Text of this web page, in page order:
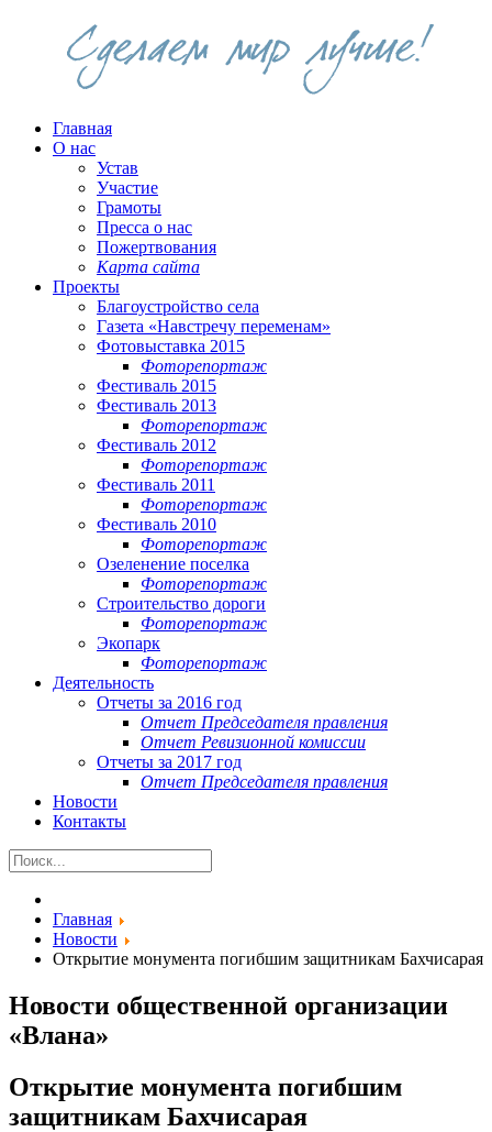
Главная
О нас
Устав
Участие
Грамоты
Пресса о нас
Пожертвования
Карта сайта
Проекты
Благоустройство села
Газета «Навстречу переменам»
Фотовыставка 2015
Фоторепортаж
Фестиваль 2015
Фестиваль 2013
Фоторепортаж
Фестиваль 2012
Фоторепортаж
Фестиваль 2011
Фоторепортаж
Фестиваль 2010
Фоторепортаж
Озеленение поселка
Фоторепортаж
Строительство дороги
Фоторепортаж
Экопарк
Фоторепортаж
Деятельность
Отчеты за 2016 год
Отчет Председателя правления
Отчет Ревизионной комиссии
Отчеты за 2017 год
Отчет Председателя правления
Новости
Контакты
Главная
Новости
Открытие монумента погибшим защитникам Бахчисарая
Новости общественной организации
«Влана»
Открытие монумента погибшим
защитникам Бахчисарая